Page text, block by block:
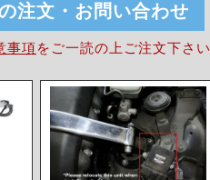
注文・お問い合わせ
事項を ご一読の上ご注文下さい